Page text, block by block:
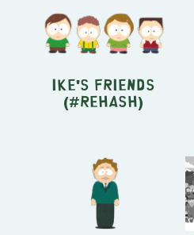
Ike's Friends
(#REHASH)